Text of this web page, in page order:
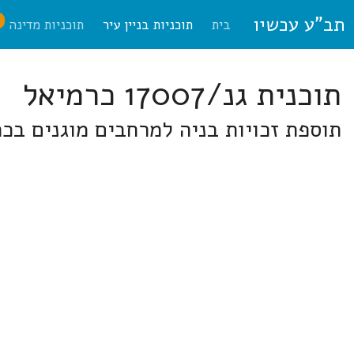
תב"ע עכשיו בית תוכניות בניין עיר תוכניות מדינה
תוכנית גנ/17007 כרמיאל
תוספת זכויות בניה למרחבים מוגנים